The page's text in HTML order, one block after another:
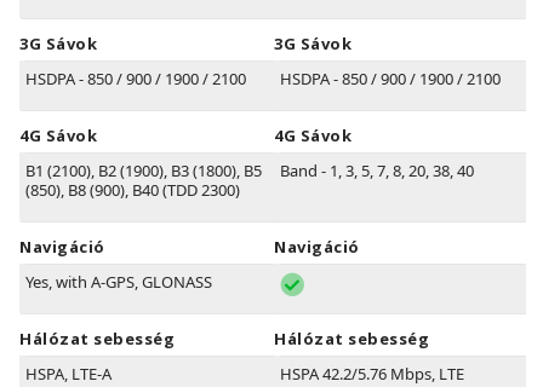
3G Sávok
HSDPA - 850 / 900 / 1900 / 2100
4G Sávok
B1 (2100), B2(1900), B3(1800), B5
(850), B8(900), B40(TDD 2300)
Navigáció
Yes, with A-GPS, GLONASS
Hálózat sebesség
HSPA, LTE-A
3G Sávok
HSDPA - 850 / 900 / 1900 / 2100
4G Sávok
Band - 1, 3, 5, 7, 8, 20, 38, 40
Navigáció
Hálózat sebesség
HSPA 42.2/5.76 Mbps, LTE